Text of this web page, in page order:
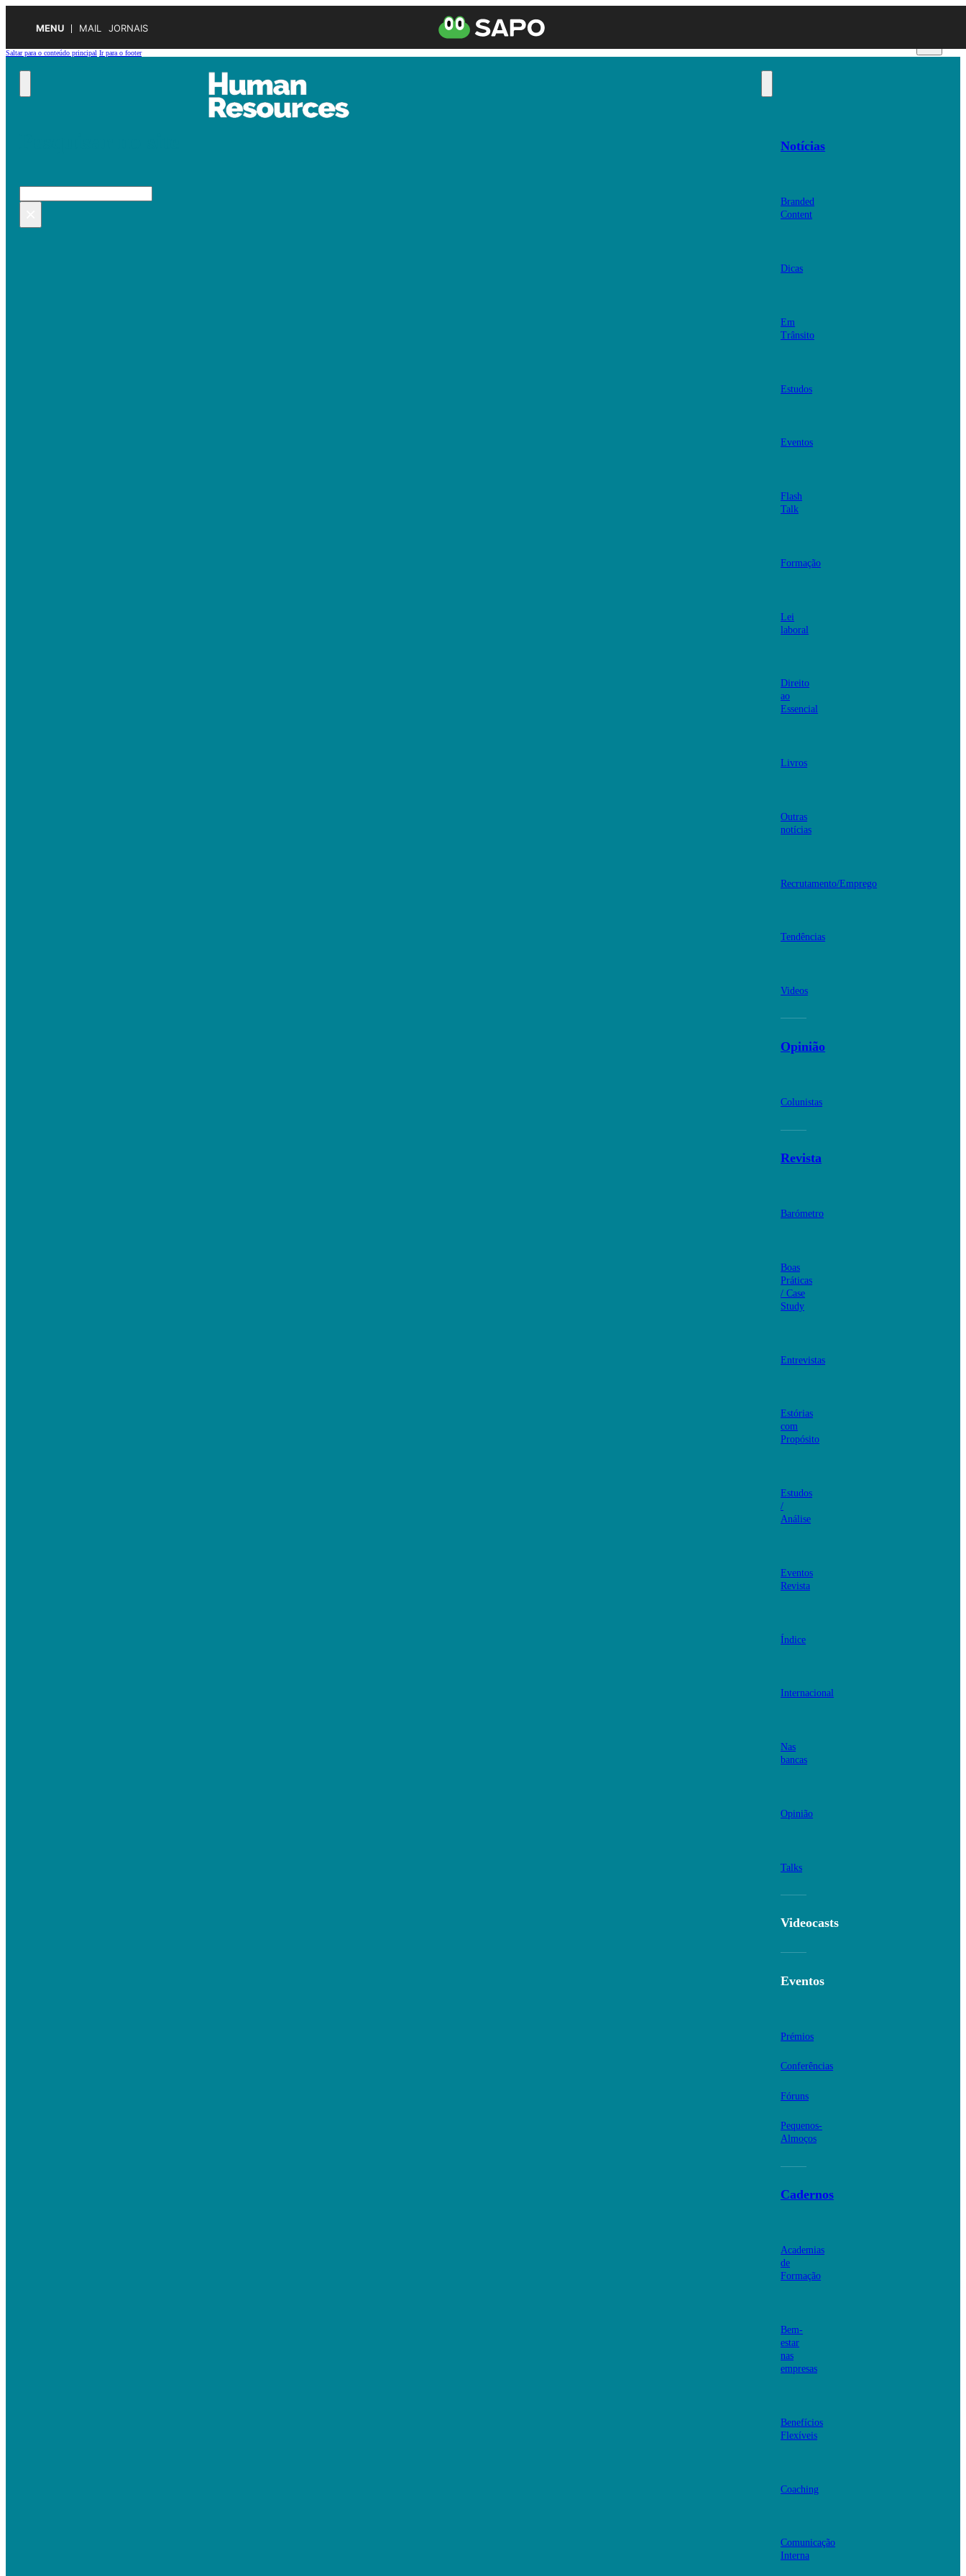
MENU MAIL JORNAIS
Saltar para o conteúdo principal Ir para o footer
Pesquisar
Notícias
Branded
Content
Dicas
Em
Trânsito
Estudos
Eventos
Flash
Talk
Formação
Lei
laboral
Direito
ao
Essencial
Livros
Outras
notícias
Recrutamento/Emprego
Tendências
Videos
Opinião
Colunistas
Revista
Barómetro
Boas
Práticas
/ Case
Study
Entrevistas
Estórias
com
Propósito
Estudos
/
Análise
Eventos
Revista
Índice
Internacional
Nas
bancas
Opinião
Talks
Videocasts
Eventos
Prémios
Conferências
Fóruns
Pequenos-
Almoços
Cadernos
Academias
de
Formação
Bem-
estar
nas
empresas
Benefícios
Flexíveis
Coaching
Comunicação
Interna